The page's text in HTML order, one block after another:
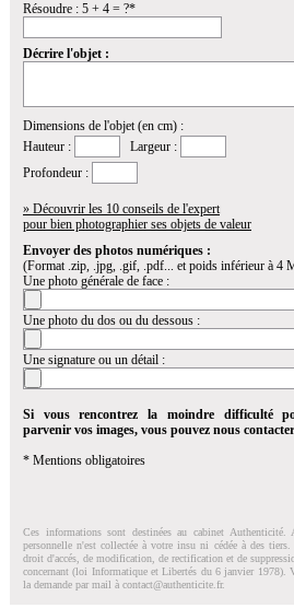
Résoudre : 5 + 4 = ?*
Décrire l'objet :
Dimensions de l'objet (en cm) :
Hauteur :
Largeur :
Profondeur :
» Découvrir les 10 conseils de l'expert
pour bien photographier ses objets de valeur
Envoyer des photos numériques :
(Format .zip, .jpg, .gif, .pdf... et poids inférieur à 4
Une photo générale de face :
Une photo du dos ou du dessous :
Une signature ou un détail :
Si vous rencontrez la moindre difficulté
parvenir vos images, vous pouvez nous
* Mentions obligatoires
Ces informations sont destinées au cabinet Authenticité.
personnelle n'est collectée à votre insu ni cédée à des
droit d'accés, de modification, de rectification et de
concernant (loi Informatique et Libertés du 6 janvier 1978).
la demande par mail à contact@authenticite.fr.